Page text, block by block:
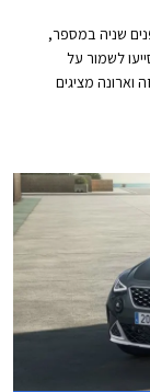
שניה במספר,
לשמור על
וארונה מציגים